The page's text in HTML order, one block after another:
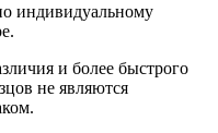
индивидуальному
и более быстрого
не являются